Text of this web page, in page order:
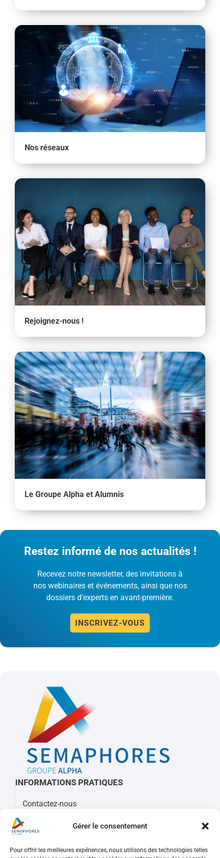
Gérer le consentement
Pour offrir les meilleures expériences, nous utilisons des technologies telles
Nos réseaux
Rejoignez-nous !
Le Groupe Alpha et Alumnis
Restez informé de nos actualités !
Recevez notre newsletter, des invitations à
nos webinaires et événements, ainsi que nos
dossiers d’experts en avant-première.
INSCRIVEZ-VOUS
INFORMATIONS PRATIQUES
Contactez-nous
Mots clés, sigles et glossaire
REJOIGNEZ-NOUS